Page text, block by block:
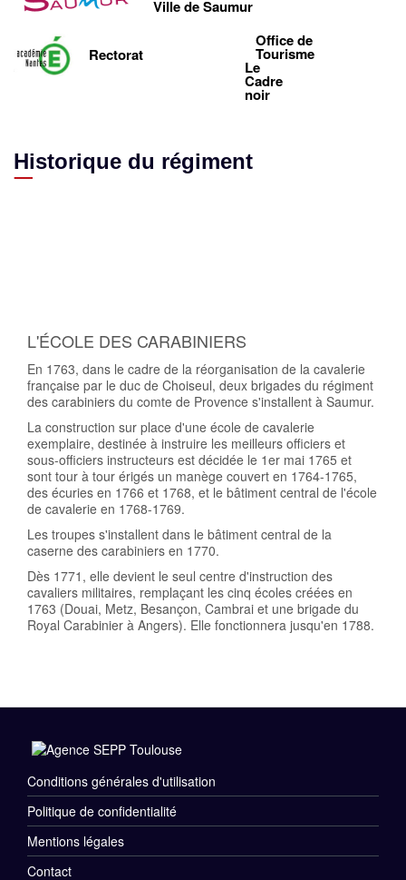
Ville de Saumur
Rectorat
Office de
Tourisme
Le
Cadre
noir
Historique du régiment
L'ÉCOLE DES CARABINIERS
En 1763, dans le cadre de la réorganisation de la cavalerie
française par le duc de Choiseul, deux brigades du régiment
des carabiniers du comte de Provence s'installent à Saumur.
La construction sur place d'une école de cavalerie
exemplaire, destinée à instruire les meilleurs officiers et
sous-officiers instructeurs est décidée le 1er mai 1765 et
sont tour à tour érigés un manège couvert en 1764-1765,
des écuries en 1766 et 1768, et le bâtiment central de l'école
de cavalerie en 1768-1769.
Les troupes s'installent dans le bâtiment central de la
caserne des carabiniers en 1770.
Dès 1771, elle devient le seul centre d'instruction des
cavaliers militaires, remplaçant les cinq écoles créées en
1763 (Douai, Metz, Besançon, Cambrai et une brigade du
Royal Carabinier à Angers). Elle fonctionnera jusqu'en 1788.
Menu
Rubriques
Conditions générales d'utilisation
Politique de confidentialité
Mentions légales
Contact